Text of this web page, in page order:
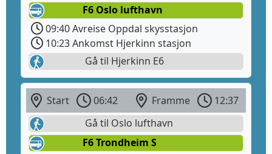
F6 Oslo lufthavn
09:40 Avreise Oppdal skysstasjon
10:23 Ankomst Hjerkinn stasjon
Gå til Hjerkinn E6
Start 06:42 Framme
12:37
Gå til Oslo lufthavn
F6 Trondheim S